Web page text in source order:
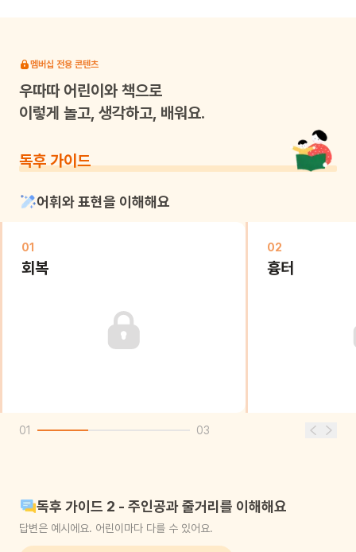
멤버십 전용 콘텐츠
우따따어린이와 책으로
이렇게 놀고, 생각하고, 배워요.
독후 가이드
어휘와 표현을 이해해요
01
회복
02
흉터
01 03
독후 가이드 2 - 주인공과 줄거리를 이해해요
답변은 예시에요. 어린이마다 다를 수 있어요.